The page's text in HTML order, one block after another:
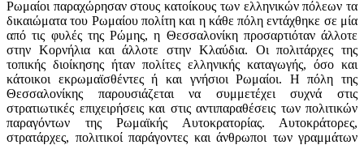
Ρωμαίοι παραχώρησαν στους κατοίκους των ελληνικών πόλεων τα
δικαιώματα του Ρωμαίου πολίτη και η κάθε πόλη εντάχθηκε σε μία
από τις φυλές της Ρώμης, η Θεσσαλονίκη προσαρτιόταν άλλοτε
στην Κορνήλια και άλλοτε στην Κλαύδια. Οι πολιτάρχες της
τοπικής διοίκησης ήταν πολίτες ελληνικής καταγωγής, όσο και
κάτοικοι εκρωμαϊσθέντες ή και γνήσιοι Ρωμαίοι. Η πόλη της
Θεσσαλονίκης παρουσιάζεται να συμμετέχει συχνά στις
στρατιωτικές επιχειρήσεις και στις αντιπαραθέσεις των πολιτικών
παραγόντων της Ρωμαϊκής Αυτοκρατορίας. Αυτοκράτορες,
στρατάρχες, πολιτικοί παράγοντες και άνθρωποι των γραμμάτων